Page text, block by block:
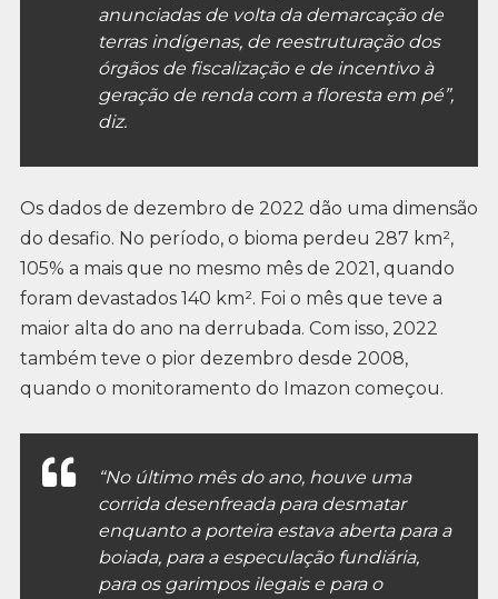
anunciadas de volta da demarcação de
terras indígenas, de reestruturação dos
órgãos de fiscalização e de incentivo à
geração de renda com a floresta em pé”,
diz.
Os dados de dezembro de 2022 dão uma dimensão
do desafio. No período, o bioma perdeu 287 km²,
105% a mais que no mesmo mês de 2021, quando
foram devastados 140 km². Foi o mês que teve a
maior alta do ano na derrubada. Com isso, 2022
também teve o pior dezembro desde 2008,
quando o monitoramento do Imazon começou.
“No último mês do ano, houve uma
corrida desenfreada para desmatar
enquanto a porteira estava aberta para a
boiada, para a especulação fundiária,
para os garimpos ilegais e para o